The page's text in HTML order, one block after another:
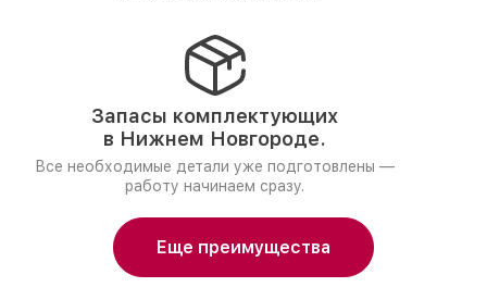
Запасы комплектующих
в Нижнем Новгороде.
Все необходимые детали уже подготовлены —
работу начинаем сразу.
Еще преимущества